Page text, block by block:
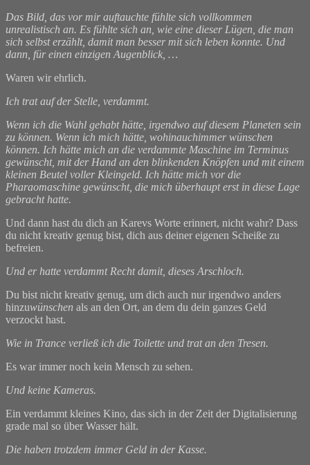
Das Bild, das vor mir auftauchte fühlte sich vollkommen
unrealistisch an. Es fühlte sich an, wie eine dieser Lügen, die man
sich selbst erzählt, damit man besser mit sich leben konnte. Und
dann, für einen einzigen Augenblick, …
Waren wir ehrlich.
Ich trat auf der Stelle, verdammt.
Wenn ich die Wahl gehabt hätte, irgendwo auf diesem Planeten sein
zu können. Wenn ich mich hätte, wohinauchimmer wünschen
können. Ich hätte mich an die verdammte Maschine im Terminus
gewünscht, mit der Hand an den blinkenden Knöpfen und mit einem
kleinen Beutel voller Kleingeld. Ich hätte mich vor die
Pharaomaschine gewünscht, die mich überhaupt erst in diese Lage
gebracht hatte.
Und dann hast du dich an Karevs Worte erinnert, nicht wahr? Dass
du nicht kreativ genug bist, dich aus deiner eigenen Scheiße zu
befreien.
Und er hatte verdammt Recht damit, dieses Arschloch.
Du bist nicht kreativ genug, um dich auch nur irgendwo anders
hinzuwünschen als an den Ort, an dem du dein ganzes Geld
verzockt hast.
Wie in Trance verließ ich die Toilette und trat an den Tresen.
Es war immer noch kein Mensch zu sehen.
Und keine Kameras.
Ein verdammt kleines Kino, das sich in der Zeit der Digitalisierung
grade mal so über Wasser hält.
Die haben trotzdem immer Geld in der Kasse.